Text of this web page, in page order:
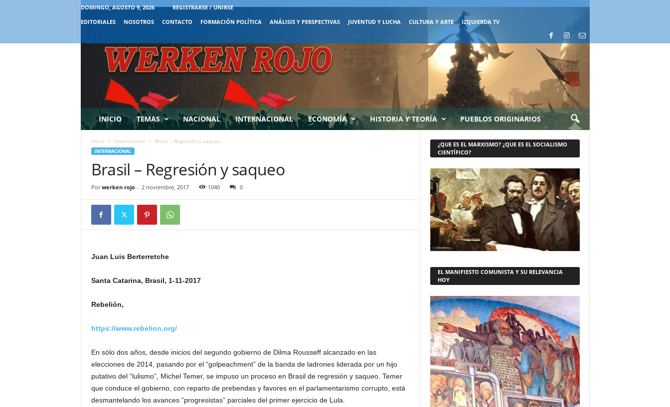
DOMINGO, AGOSTO 9, 2026
REGISTRARSE / UNIRSE
EDITORIALES
NOSOTROS CONTACTO FORMACIÓN POLÍTICA ANÁLISIS Y PERSPECTIVAS JUVENTUD Y LUCHA CULTURA Y ARTE IZQUIERDA TV
INICIO TEMAS NACIONAL INTERNACIONAL ECONOMÍA HISTORIA Y TEORÍA PUEBLOS ORIGINARIOS
Inicio Internacional Brasil – Regresión y saqueo
INTERNACIONAL
Brasil – Regresión y saqueo
Por werken rojo- 2 noviembre, 2017 1040 0
Juan Luis Berterretche
Santa Catarina, Brasil, 1-11-2017
Rebelión,
https://www.rebelion.org/
En sólo dos años, desde inicios del segundo gobierno de Dilma Rousseff alcanzado en las
elecciones de 2014, pasando por el “golpeachment” de la banda de ladrones liderada por un hijo
putativo del “lulismo”, Michel Temer, se impuso un proceso en Brasil de regresión y saqueo. Temer
que conduce el gobierno, con reparto de prebendas y favores en el parlamentarismo corrupto, está
desmantelando los avances “progresistas” parciales del primer ejercicio de Lula.
¿QUE ES EL MARXISMO? ¿QUE ES EL SOCIALISMO
CIENTÍFICO?
EL MANIFIESTO COMUNISTA Y SU RELEVANCIA
HOY